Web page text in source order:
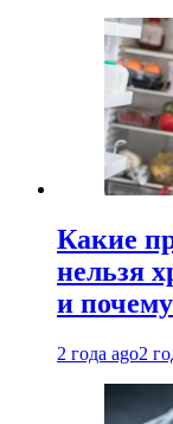
Какие
нельзя
и почему
2 года ago2